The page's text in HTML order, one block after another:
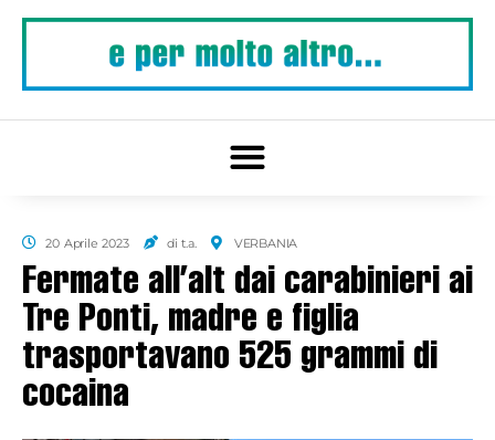
20 Aprile 2023 di t.a. VERBANIA
Fermate all’alt dai carabinieri ai
Tre Ponti, madre e figlia
trasportavano 525 grammi di
cocaina